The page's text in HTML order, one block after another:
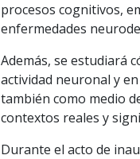
procesos cognitivos,
enfermedades
Además, se estudiará
actividad neuronal y
también como medio
contextos reales y
Durante el acto de